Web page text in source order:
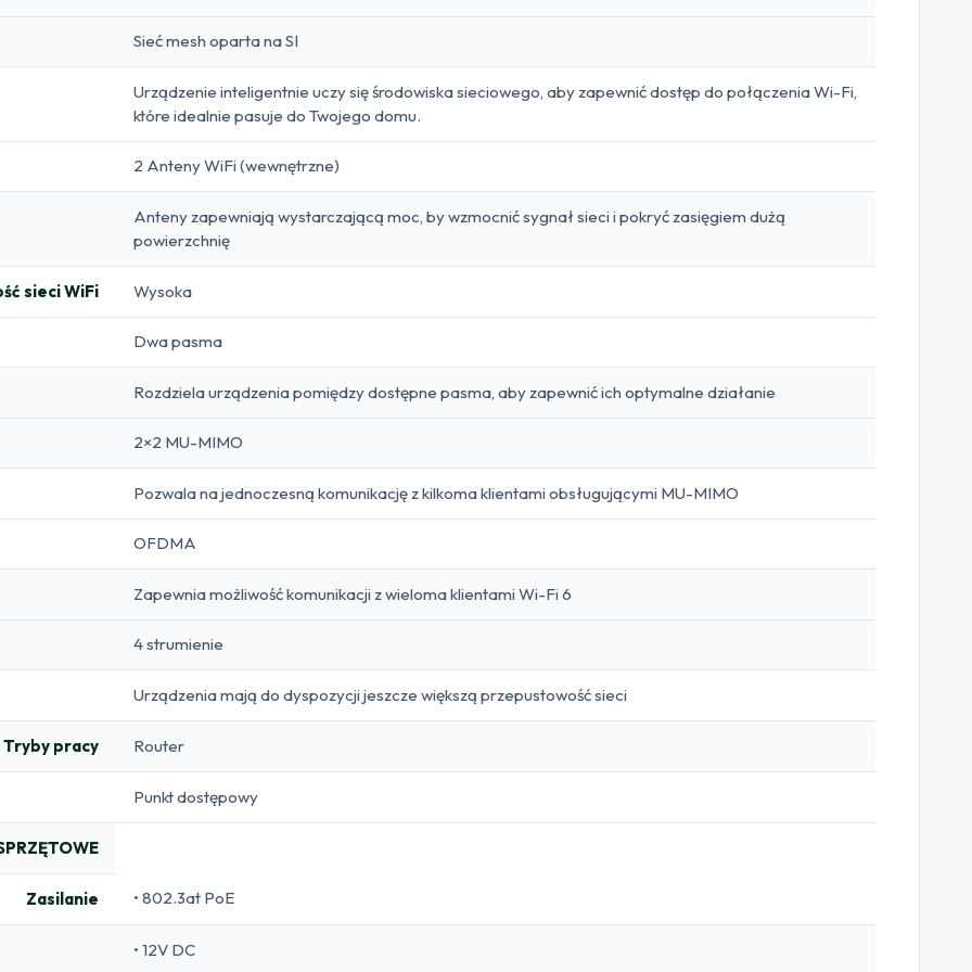
Sieć mesh oparta na SI
Urządzenie inteligentnie uczy się środowiska sieciowego, aby zapewnić dostęp do połączenia Wi-Fi,
które idealnie pasuje do Twojego domu.
2 Anteny WiFi (wewnętrzne)
Anteny zapewniają wystarczającą moc, by wzmocnić sygnał sieci i pokryć zasięgiem dużą
powierzchnię
sieci WiFi Wysoka
Dwa pasma
Rozdziela urządzenia pomiędzy dostępne pasma, aby zapewnić ich optymalne działanie
2×2 MU-MIMO
Pozwala na jednoczesną komunikację z kilkoma klientami obsługującymi MU-MIMO
OFDMA
Zapewnia możliwość komunikacji z wieloma klientami Wi-Fi 6
4 strumienie
Urządzenia mają do dyspozycji jeszcze większą przepustowość sieci
Tryby pracy Router
Punkt dostępowy
Zasilanie • 802.3at PoE
• 12V DC